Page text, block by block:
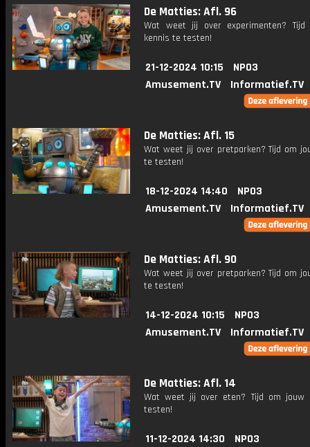
De Matties: Afl. 96
Wat weet jij over experimenten?
kennis te testen!
21-12-2024 10:15
NPO3
Amusement.TV
Informatief.TV
De Matties: Afl. 15
Wat weet jij over pretparken? Tijd om
te testen!
18-12-2024 14:40
NPO3
Amusement.TV
Informatief.TV
De Matties: Afl. 90
Wat weet jij over pretparken? Tijd om
te testen!
14-12-2024 10:15
NPO3
Amusement.TV
Informatief.TV
De Matties: Afl. 14
Wat weet jij over eten? Tijd om jouw
testen!
11-12-2024 14:30
NPO3